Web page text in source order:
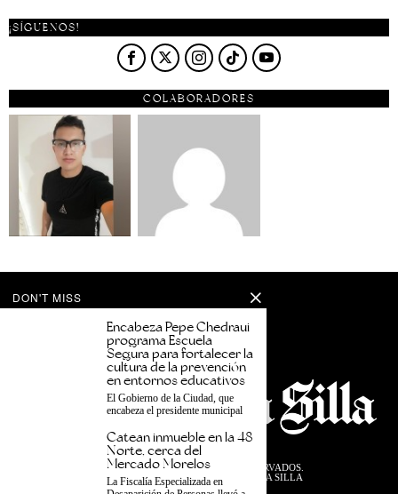
¡SÍGUENOS!
COLABORADORES
2026TODOS LOS DERECHOS RESERVADOS.
DISEÑADO POR EL EQUIPO DESDE LA SILLA
DON'T MISS
Encabeza Pepe Chedraui
programa Escuela
Segura para fortalecer la
cultura de la prevención
en entornos educativos
El Gobierno de la Ciudad, que
encabeza el presidente municipal
Catean inmueble en la 48
Norte, cerca del
Mercado Morelos
La Fiscalía Especializada en